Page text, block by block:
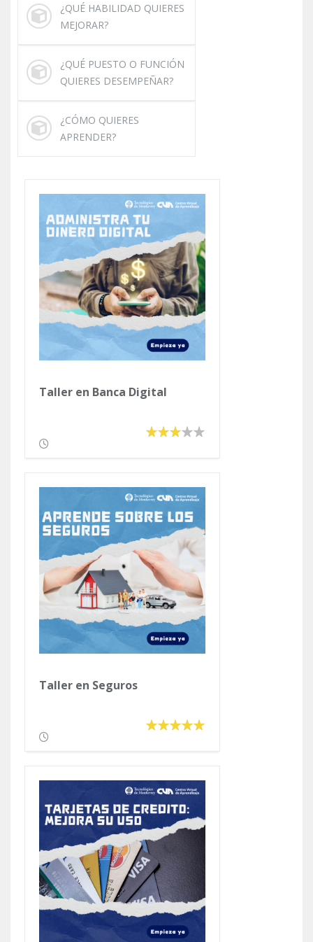
¿QUÉ HABILIDAD QUIERES
MEJORAR?
¿QUÉ PUESTO O FUNCIÓN
QUIERES DESEMPEÑAR?
¿CÓMO QUIERES
APRENDER?
Taller en Banca Digital
Taller en Seguros